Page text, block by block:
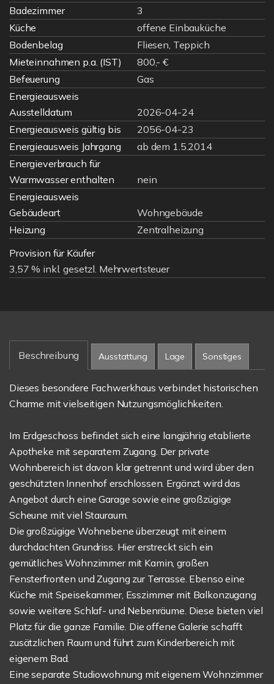
Badezimmer
3
Küche
offene Einbauküche
Bodenbelag
Fliesen, Teppich
Mieteinnahmen p.a. (IST)
800,- €
Befeuerung
Gas
Energieausweis
Ausstelldatum
2026-04-24
Energieausweis gültig bis
2056-04-23
Energieausweis Jahrgang
ab dem 1.5.2014
Energieverbrauch für
Warmwasser enthalten
nein
Energieausweis
Gebäudeart
Wohngebäude
Heizung
Zentralheizung
Provision für Käufer
3,57 % inkl. gesetzl. Mehrwertsteuer
Beschreibung Ausstattung Lage Sonstiges
Dieses besondere Fachwerkhaus verbindet historischen
Charme mit vielseitigen Nutzungsmöglichkeiten.
Im Erdgeschoss befindet sich eine langjährig etablierte
Apotheke mit separatem Zugang. Der private
Wohnbereich ist davon klar getrennt und wird über den
geschützten Innenhof erschlossen. Ergänzt wird das
Angebot durch eine Garage sowie eine großzügige
Scheune mit viel Stauraum.
Die großzügige Wohnebene überzeugt mit einem
durchdachten Grundriss. Hier erstreckt sich ein
gemütliches Wohnzimmer mit Kamin, großen
Fensterfronten und Zugang zur Terrasse. Ebenso eine
Küche mit Speisekammer, Esszimmer mit Balkonzugang
sowie weitere Schlaf- und Nebenräume. Diese bieten viel
Platz für die ganze Familie. Die offene Galerie schafft
zusätzlichen Raum und führt zum Kinderbereich mit
eigenem Bad.
Eine separate Studiowohnung mit eigenem Wohnzimmer